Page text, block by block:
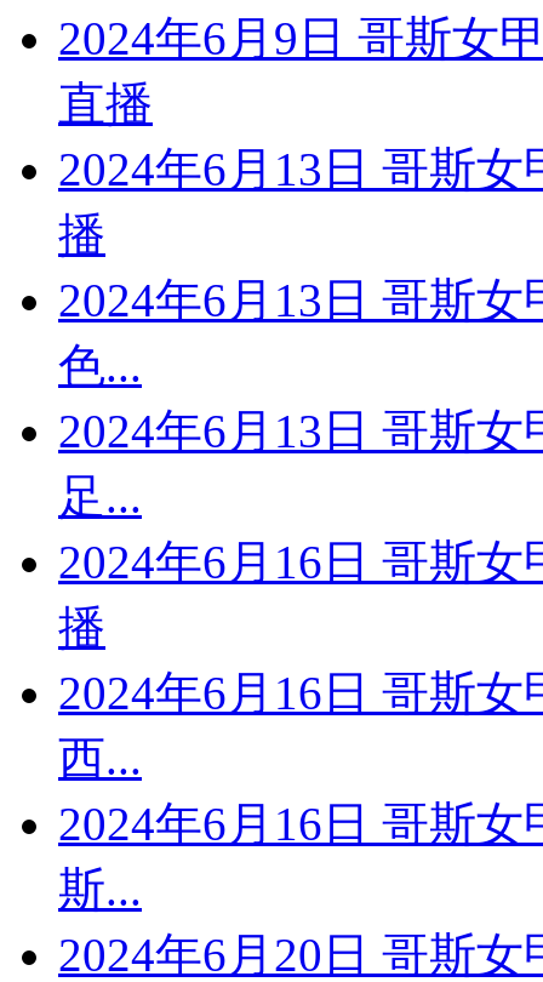
2024年6月9日 哥斯女
直播
2024年6月13日 哥斯
播
2024年6月13日 哥斯
色...
2024年6月13日 哥斯
足...
2024年6月16日 哥斯
播
2024年6月16日 哥斯
西...
2024年6月16日 哥斯
斯...
2024年6月20日 哥斯